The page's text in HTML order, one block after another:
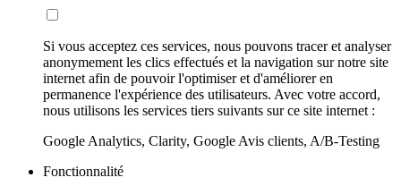
Si vous acceptez ces services, nous pouvons tracer et analyser
anonymement les clics effectués et la navigation sur notre site
internet afin de pouvoir l'optimiser et d'améliorer en
permanence l'expérience des utilisateurs. Avec votre accord,
nous utilisons les services tiers suivants sur ce site internet :
Google Analytics, Clarity, Google Avis clients, A/B-Testing
Fonctionnalité